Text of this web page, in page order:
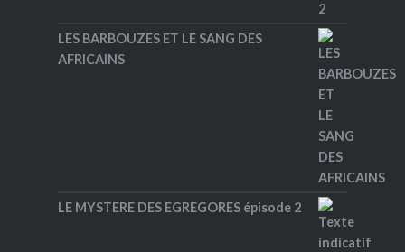
LES BARBOUZES ET LE SANG DES
AFRICAINS
LE MYSTERE DES EGREGORES épisode 2